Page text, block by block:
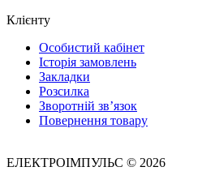
Клієнту
Особистий кабінет
Історія замовлень
Закладки
Розсилка
Зворотній зв’язок
Повернення товару
ЕЛЕКТРОІМПУЛЬС © 2026